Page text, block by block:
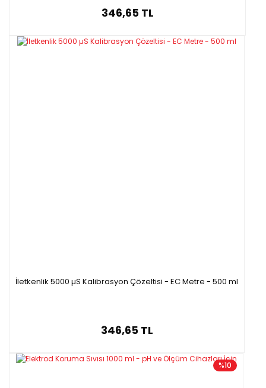
346,65 TL
İletkenlik 5000 µS Kalibrasyon Çözeltisi - EC Metre - 500 ml
346,65 TL
%10